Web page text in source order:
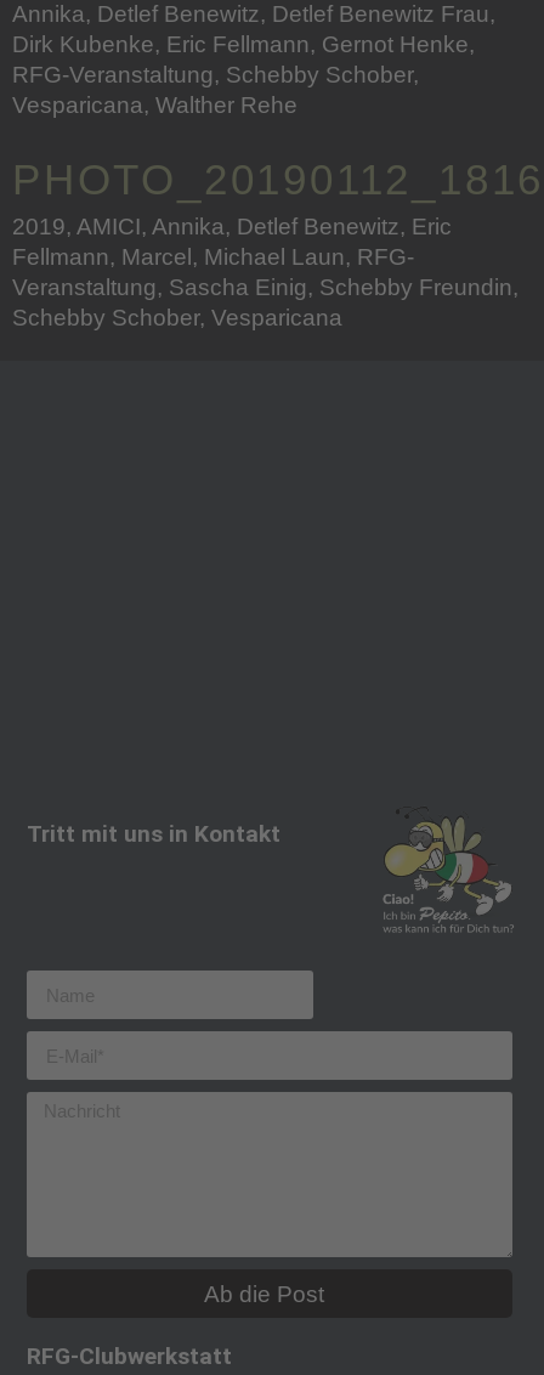
Annika, Detlef Benewitz, Detlef Benewitz Frau,
Dirk Kubenke, Eric Fellmann, Gernot Henke,
RFG-Veranstaltung, Schebby Schober,
Vesparicana, Walther Rehe
2019, AMICI, Annika, Detlef Benewitz, Eric
Fellmann, Marcel, Michael Laun, RFG-
Veranstaltung, Sascha Einig, Schebby Freundin,
Schebby Schober, Vesparicana
RFG-Clubwerkstatt
Tritt mit uns in Kontakt
Ab die Post